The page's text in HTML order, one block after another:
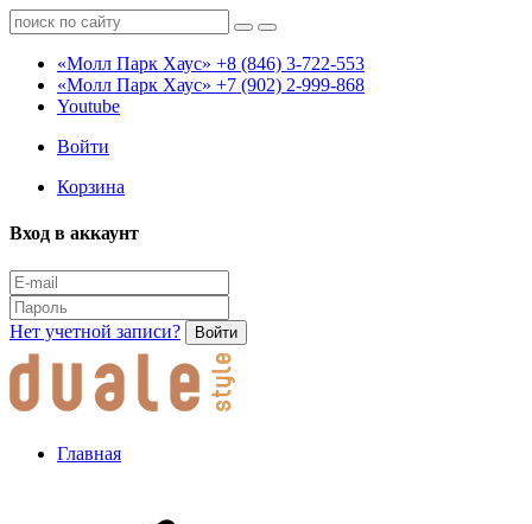
«Молл Парк Хаус» +8 (846) 3-722-553
«Молл Парк Хаус» +7 (902) 2-999-868
Youtube
Войти
Корзина
Вход в аккаунт
Нет учетной записи? Войти
Главная